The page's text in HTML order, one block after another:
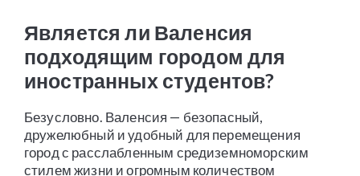
Является ли Валенсия
подходящим городом для
иностранных студентов?
Безусловно. Валенсия — безопасный,
дружелюбный и удобный для перемещения
город с расслабленным средиземноморским
стилем жизни и огромным количеством